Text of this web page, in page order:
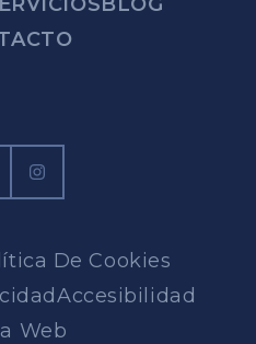
De Cookies
Accesibilidad
Web